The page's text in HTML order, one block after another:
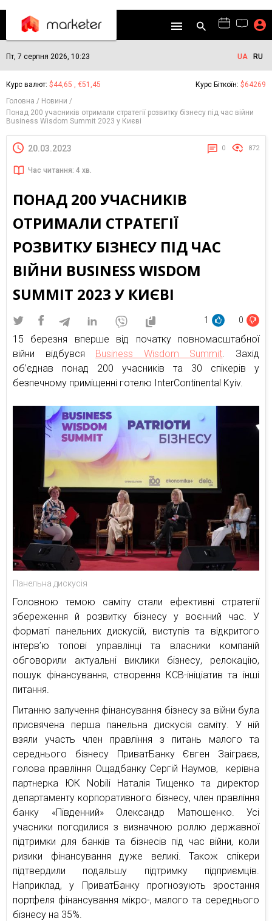
Пт, 7 серпня 2026, 10:23 UA RU
Курс валют: $44,65 , €51,45 Курс Біткоїн: $64269
Головна
Новини
Понад 200 учасників отримали стратегії розвитку бізнесу під час війни
Business Wisdom Summit 2023 у Києві
20.03.2023 0 872
Час читання: 4 хв.
ПОНАД 200 УЧАСНИКІВ
ОТРИМАЛИ СТРАТЕГІЇ
РОЗВИТКУ БІЗНЕСУ ПІД ЧАС
ВІЙНИ BUSINESS WISDOM
SUMMIT 2023 У КИЄВІ
1 0
15 березня вперше від початку повномасштабної
війни відбувся Business Wisdom Summit. Захід
об’єднав понад 200 учасників та 30 спікерів у
безпечному приміщенні готелю InterContinental Kyiv.
Панельна дискусія
Головною темою саміту стали ефективні стратегії
збереження й розвитку бізнесу у воєнний час. У
форматі панельних дискусій, виступів та відкритого
інтерв’ю топові управлінці та власники компаній
обговорили актуальні виклики бізнесу, релокацію,
пошук фінансування, створення КСВ-ініціатив та інші
питання.
Питанню залучення фінансування бізнесу за війни була
присвячена перша панельна дискусія саміту. У ній
взяли участь член правління з питань малого та
середнього бізнесу ПриватБанку Євген Заіграєв,
голова правління Ощадбанку Сергій Наумов, керівна
партнерка ЮК Nobili Наталія Тищенко та директор
департаменту корпоративного бізнесу, член правління
банку «Південний» Олександр Матюшенко. Усі
учасники погодилися з визначною роллю державної
підтримки для банків та бізнесів під час війни, коли
ризики фінансування дуже великі. Також спікери
підтвердили подальшу підтримку підприємців.
Наприклад, у ПриватБанку прогнозують зростання
портфеля фінансування мікро-, малого та середнього
бізнесу на 35%.